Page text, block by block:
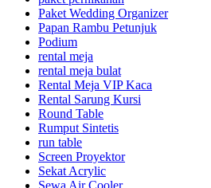
Paket Wedding Organizer
Papan Rambu Petunjuk
Podium
rental meja
rental meja bulat
Rental Meja VIP Kaca
Rental Sarung Kursi
Round Table
Rumput Sintetis
run table
Screen Proyektor
Sekat Acrylic
Sewa Air Cooler